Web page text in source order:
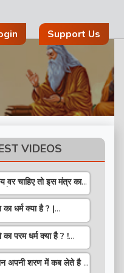
Support Us
VIDEOS
वर चाहिए तो इस मंत्र का
! Speech ! Pujya
Ji
का धर्म क्या है ? |
Ji
का परम धर्म क्या है ? !
! Pujya
Priya Ji
अपनी शरण में कब लेते है ?